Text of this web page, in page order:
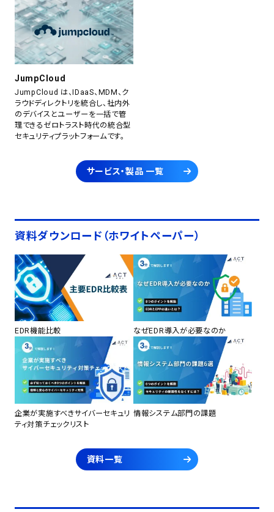
JumpCloud
JumpCloud は、IDaaS、MDM、ク
ラウドディレクトリを統合し、社内外
のデバイスとユーザーを一括で管
理できるゼロトラスト時代の統合型
セキュリティプラットフォームです。
サービス・製品 一覧
資料ダウンロード（ホワイトペーパー）
EDR機能比較 なぜEDR導入が必要なのか
企業が実施すべきサイバーセキュリ
ティ対策チェックリスト
情報システム部門の課題
資料一覧